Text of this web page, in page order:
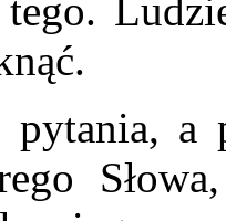
tego.
pytania, a